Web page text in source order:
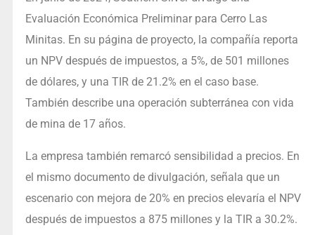
Evaluación Económica Preliminar para Cerro Las
Minitas. En su página de proyecto, la compañía reporta
un NPV después de impuestos, a 5%, de 501 millones
de dólares, y una TIR de 21.2% en el caso base.
También describe una operación subterránea con vida
de mina de 17 años.
La empresa también remarcó sensibilidad a precios. En
el mismo documento de divulgación, señala que un
escenario con mejora de 20% en precios elevaría el NPV
después de impuestos a 875 millones y la TIR a 30.2%.